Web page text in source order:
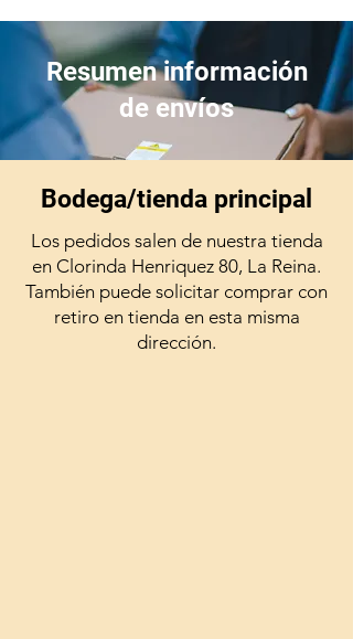
Resumen información
de envíos
Bodega/tienda principal
Los pedidos salen de nuestra tienda
en Clorinda Henriquez 80, La Reina.
También puede solicitar comprar con
retiro en tienda en esta misma
dirección.